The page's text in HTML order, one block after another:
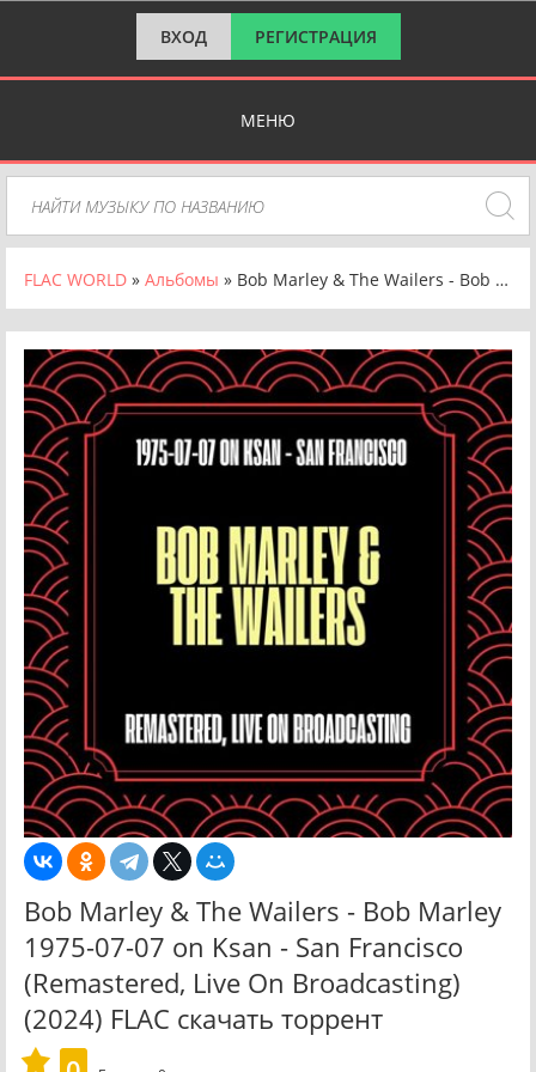
ВХОД РЕГИСТРАЦИЯ
МЕНЮ
FLAC WORLD » Альбомы » Bob Marley & The Wailers - Bob Marley 1975-07-07 on Ksan - San Francisco [Remastered, Live On Broadcasting] (2024) FLAC
Bob Marley & The Wailers - Bob Marley
1975-07-07 on Ksan - San Francisco
(Remastered, Live On Broadcasting)
(2024) FLAC скачать торрент